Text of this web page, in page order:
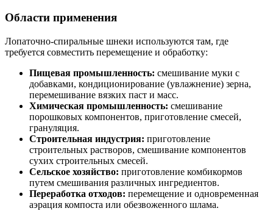
Области применения
Лопаточно-спиральные шнеки используются там, где
требуется совместить перемещение и обработку:
Пищевая промышленность: смешивание муки с
добавками, кондиционирование (увлажнение) зерна,
перемешивание вязких паст и масс.
Химическая промышленность: смешивание
порошковых компонентов, приготовление смесей,
грануляция.
Строительная индустрия: приготовление
строительных растворов, смешивание компонентов
сухих строительных смесей.
Сельское хозяйство: приготовление комбикормов
путем смешивания различных ингредиентов.
Переработка отходов: перемещение и одновременная
аэрация компоста или обезвоженного шлама.